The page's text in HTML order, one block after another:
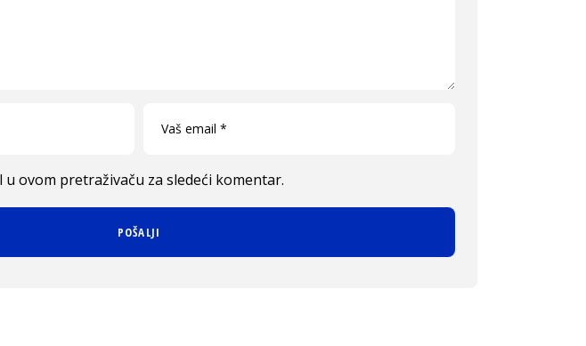
u ovom pretraživaču za sledeći komentar.